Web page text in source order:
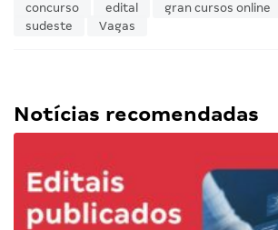
concurso edital gran cursos online
sudeste
Vagas
Notícias recomendadas